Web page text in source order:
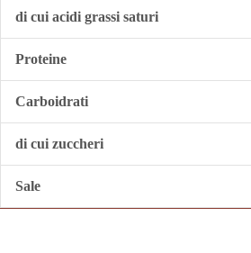
di cui acidi grassi saturi
Proteine
Carboidrati
di cui zuccheri
Sale